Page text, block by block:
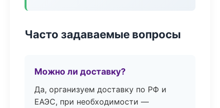
Часто задаваемые вопросы
Можно ли доставку?
Да, организуем доставку по РФ и
ЕАЭС, при необходимости —